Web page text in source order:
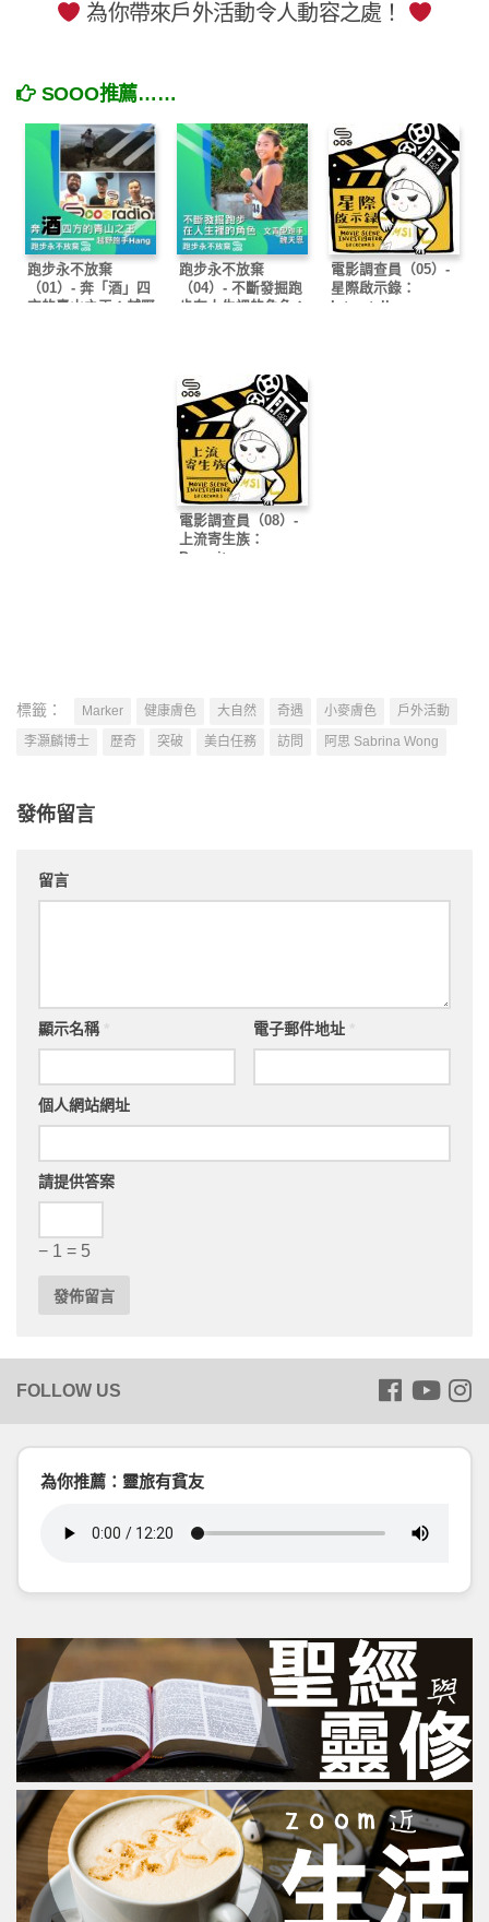
為你帶來戶外活動令人動容之處！
SOOO推薦……
跑步永不放棄
（01）- 奔「酒」四
方的青山之王：越野
跑步永不放棄
（04）- 不斷發掘跑
步在人生裡的角色：
電影調查員（05）-
星際啟示錄：
Interstella
電影調查員（08）-
上流寄生族：
Parasite
標籤： Marker 健康膚色 大自然 奇遇 小麥膚色
戶外活動
李灝麟博士
歷奇 突破 美白任務 訪問 阿思 Sabrina Wong
發佈留言
留言
顯示名稱 電子郵件地址
個人網站網址
請提供答案
− 1 = 5
為你推薦：靈旅有貧友